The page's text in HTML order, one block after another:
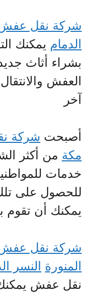
شركة نقل عفش
الدمام يمكنك
بشراء أثاث
العفش
آخر
أصبحت شركة
مكة من أكثر
خدمات
للحصول على
يمكنك أن تقوم
شركة نقل عفش
المنورة النسر
نقل عفش يمكنك